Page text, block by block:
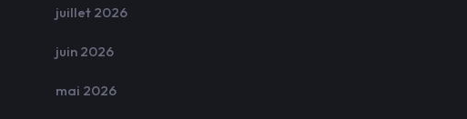
juillet 2026
juin 2026
mai 2026